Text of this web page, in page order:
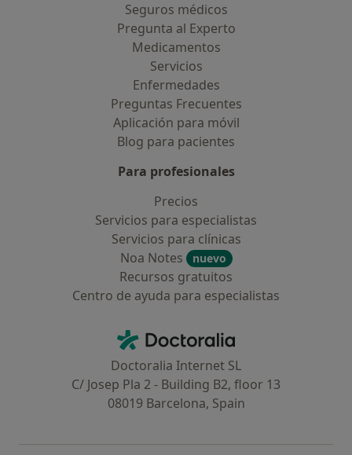
Seguros médicos
Pregunta al Experto
Medicamentos
Servicios
Enfermedades
Preguntas Frecuentes
Aplicación para móvil
Blog para pacientes
Para profesionales
Precios
Servicios para especialistas
Servicios para clínicas
Noa Notes
nuevo
Recursos gratuitos
Centro de ayuda para especialistas
Doctoralia - Página de inicio
Doctoralia Internet SL
C/ Josep Pla 2 - Building B2, floor 13
08019 Barcelona, Spain